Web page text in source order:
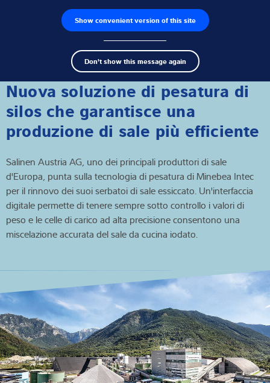
Show convenient version of this site
Don't show this message again
Ricerca dei prodotti Lavoro
Search
term
Terminali di pesatura
Bilance industriali
Soluzioni di ispezione
Software
Soluzioni su misura
Assistenza tecnica
Competenza e conoscenza
Chi siamo
Notizie
Nuova soluzione di pesatura di
silos che garantisce una
produzione di sale più efficiente
Salinen Austria AG, uno dei principali produttori di sale
d'Europa, punta sulla tecnologia di pesatura di Minebea Intec
per il rinnovo dei suoi serbatoi di sale essiccato. Un'interfaccia
digitale permette di tenere sempre sotto controllo i valori di
peso e le celle di carico ad alta precisione consentono una
miscelazione accurata del sale da cucina iodato.